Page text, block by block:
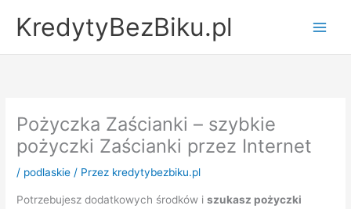
KredytyBezBiku.pl
Pożyczka Zaścianki – szybkie
pożyczki Zaścianki przez Internet
/ podlaskie / Przez kredytybezbiku.pl
Potrzebujesz dodatkowych środków iszukasz pożyczki